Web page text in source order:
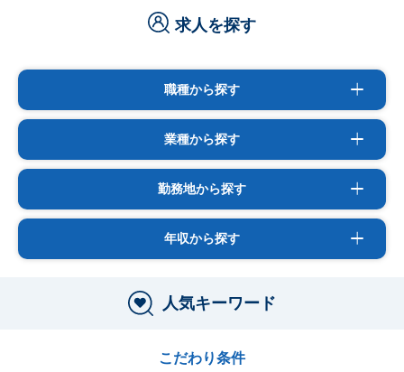
求人を探す
職種から探す
業種から探す
勤務地から探す
年収から探す
人気キーワード
こだわり条件